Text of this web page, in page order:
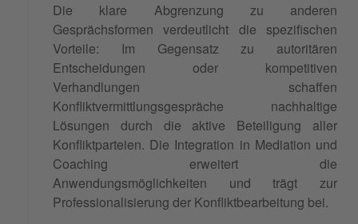
Die klare Abgrenzung zu anderen
Gesprächsformen verdeutlicht die spezifischen
Vorteile: Im Gegensatz zu autoritären
Entscheidungen oder kompetitiven
Verhandlungen schaffen
Konfliktvermittlungsgespräche nachhaltige
Lösungen durch die aktive Beteiligung aller
Konfliktparteien. Die Integration in Mediation und
Coaching erweitert die
Anwendungsmöglichkeiten und trägt zur
Professionalisierung der Konfliktbearbeitung bei.